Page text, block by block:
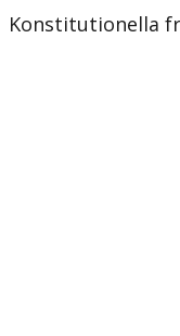
Konstitutionella